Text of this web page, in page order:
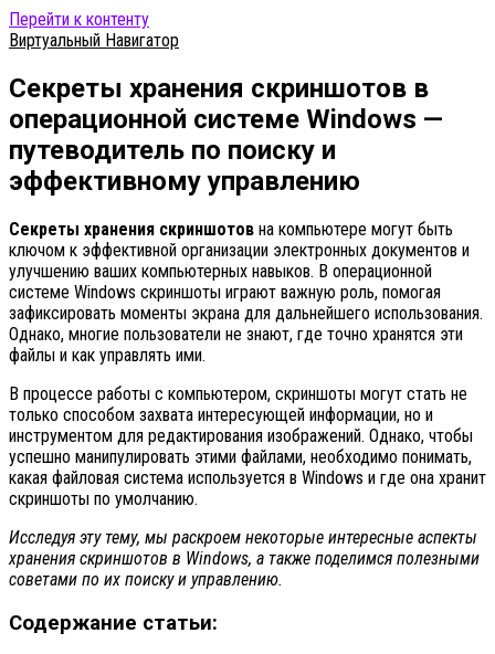
Перейти к контенту
Виртуальный Навигатор
Секреты хранения скриншотов в
операционной системе Windows —
путеводитель по поиску и
эффективному управлению
Секреты хранения скриншотов на компьютере могут быть
ключом к эффективной организации электронных документов и
улучшению ваших компьютерных навыков. В операционной
системе Windows скриншоты играют важную роль, помогая
зафиксировать моменты экрана для дальнейшего использования.
Однако, многие пользователи не знают, где точно хранятся эти
файлы и как управлять ими.
В процессе работы с компьютером, скриншоты могут стать не
только способом захвата интересующей информации, но и
инструментом для редактирования изображений. Однако, чтобы
успешно манипулировать этими файлами, необходимо понимать,
какая файловая система используется в Windows и где она хранит
скриншоты по умолчанию.
Исследуя эту тему, мы раскроем некоторые интересные аспекты
хранения скриншотов в Windows, а также поделимся полезными
советами по их поиску и управлению.
Содержание статьи: